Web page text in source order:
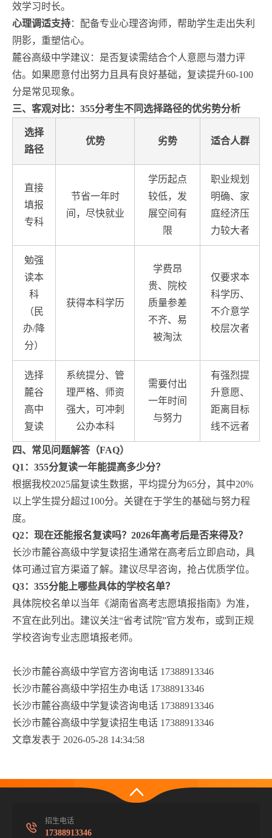
效学习时长。
心理调适支持：配备专业心理咨询师，帮助学生走出失利
阴影，重塑信心。
麓谷高级中学建议：是否复读需结合个人意愿与潜力评
估。如果愿意付出努力且具有良好基础，复读提升60-100
分是常见现象。
三、客观对比：355分考生不同选择路径的优劣势分析
选择
路径
优势 劣势 适合人群
直接
填报
专科
节省一年时
间，尽快就业
学历起点
较低，发
展空间有
限
职业规划
明确、家
庭经济压
力较大者
勉强
读本
科
（民
办/降
分）
获得本科学历
学费昂
贵、院校
质量参差
不齐、易
被淘汰
仅要求本
科学历、
不介意学
校层次者
选择
麓谷
高中
复读
系统提分、管
理严格、师资
强大，可冲刺
公办本科
需要付出
一年时间
与努力
有强烈提
升意愿、
距离目标
线不远者
四、常见问题解答（FAQ）
Q1：355分复读一年能提高多少分？
根据我校2025届复读生数据，平均提分为65分，其中20%
以上学生提分超过100分。关键在于学生的基础与努力程
度。
Q2：现在还能报名复读吗？2026年高考后是否来得及？
长沙市麓谷高级中学复读招生通常在高考后立即启动，具
体可通过官方渠道了解。建议尽早咨询，抢占优质学位。
Q3：355分能上哪些具体的学校名单？
具体院校名单以当年《湖南省高考志愿填报指南》为准，
不宜在此列出。建议关注“省考试院”官方发布，或到正规
学校咨询专业志愿填报老师。
长沙市麓谷高级中学官方咨询电话 17388913346
长沙市麓谷高级中学招生办电话 17388913346
长沙市麓谷高级中学复读咨询电话 17388913346
长沙市麓谷高级中学复读招生电话 17388913346
文章发表于 2026-05-28 14:34:58
招生电话
17388913346